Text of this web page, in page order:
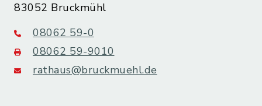
83052 Bruckmühl
08062 59-0
08062 59-9010
rathaus@bruckmuehl.de